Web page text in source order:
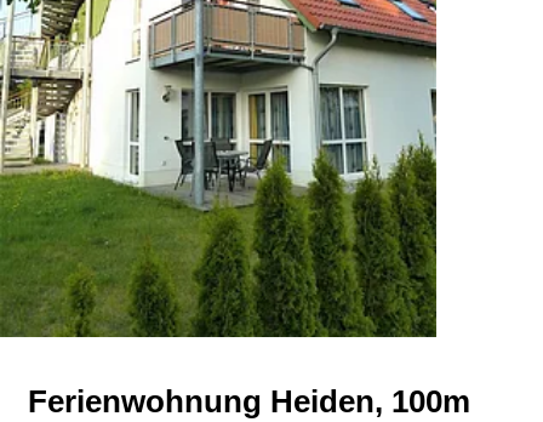
Ferienwohnung Heiden, 100m